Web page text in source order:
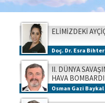
ELİMİZDEKİ
Doç. Dr. Esra
II. DÜNYA
HAVA
Osman Gazi Baykal